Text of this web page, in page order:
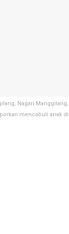
Nagari
mencabuli anak